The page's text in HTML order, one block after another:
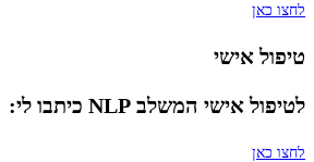
לחצו כאן
טיפול אישי
לטיפול אישי המשלב NLP כיתבו לי:
לחצו כאן